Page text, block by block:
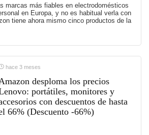
marcas más fiables en electrodomésticos
en Europa, y no es habitual verla con
tiene ahora mismo cinco productos de la
hace 3 meses
desploma los precios
portátiles, monitores y
con descuentos de hasta
66% (Descuento -66%)